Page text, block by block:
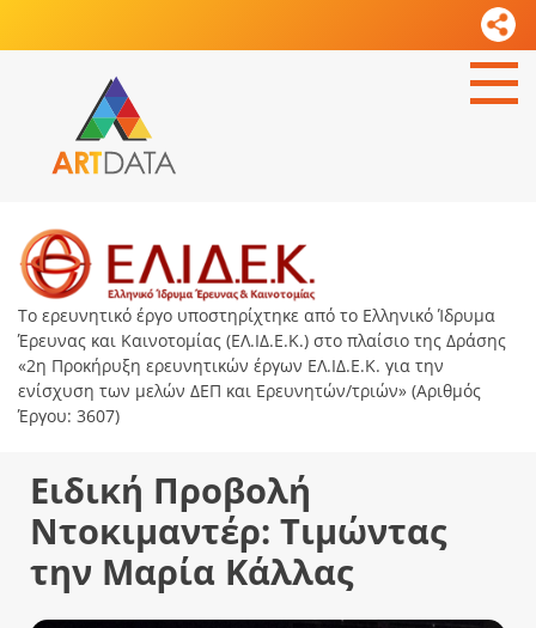
Το ερευνητικό έργο υποστηρίχτηκε από το Ελληνικό Ίδρυμα
Έρευνας και Καινοτομίας (ΕΛ.ΙΔ.Ε.Κ.) στο πλαίσιο της Δράσης
«2η Προκήρυξη ερευνητικών έργων ΕΛ.ΙΔ.Ε.Κ. για την
ενίσχυση των μελών ΔΕΠ και Ερευνητών/τριών» (Αριθμός
Έργου: 3607)
Ειδική Προβολή
Ντοκιμαντέρ: Τιμώντας
την Μαρία Κάλλας